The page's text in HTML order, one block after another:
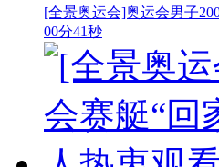
[全景奥运会]奥运会男子
00分41秒